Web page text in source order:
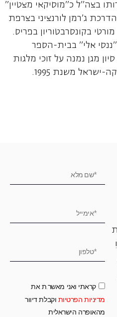
בצה"ל כ"מוסיקאי מצטיין"
ג'רמן לורנציני בצרפת
בקונסרבטוריון בפריס.
אלי" בבית-הספר
מגן נמנה על זוכי מלגות
משנת 1995.
קראתי ואני מאשר.ת את
מדיניות הפרטיות וקבלת דיוור
מהאופרה הישראלית